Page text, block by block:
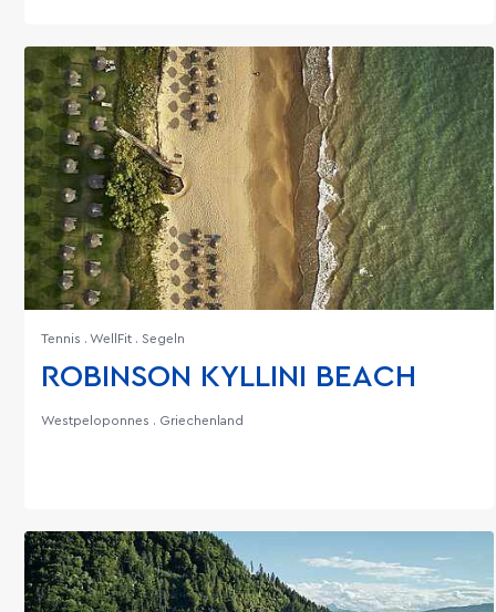
Tennis . WellFit . Segeln
ROBINSON KYLLINI BEACH
Westpeloponnes . Griechenland